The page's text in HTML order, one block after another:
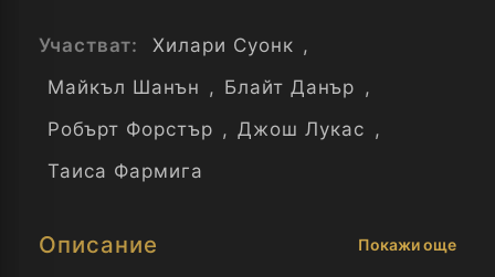
Участват: Хилари Суонк ,
Майкъл Шанън , Блайт Данър ,
Робърт Форстър , Джош Лукас ,
Таиса Фармига
Описание Покажи още